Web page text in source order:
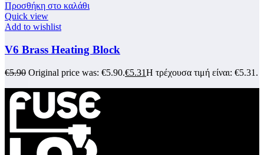
Προσθήκη στο καλάθι
Quick view
Add to wishlist
V6 Brass Heating Block
€5.90 Original price was: €5.90.€5.31Η τρέχουσα τιμή είναι: €5.31.